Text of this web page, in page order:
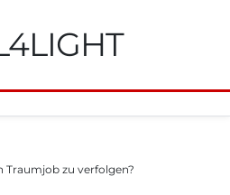
Traumjob zu verfolgen?